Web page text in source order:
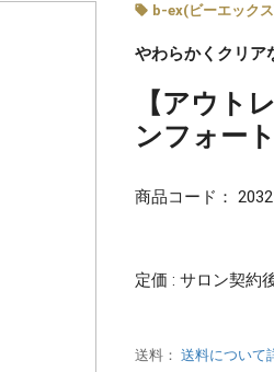
b-ex(ビーエック
やわらかくクリア
【アウト
ンフォー
商品コード：
定価 : サロン契約
送料： 送料について